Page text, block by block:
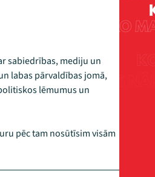
sabiedrības, mediju un
labas pārvaldības jomā,
lēmumus un
pēc tam nosūtīsim visām